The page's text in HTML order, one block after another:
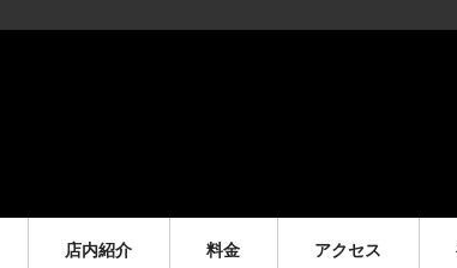
店内紹介 料金 アクセス